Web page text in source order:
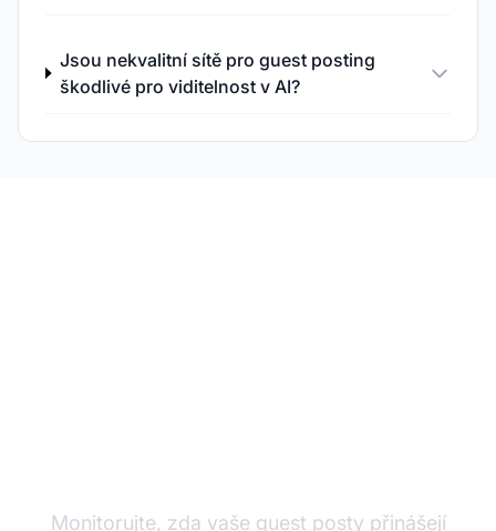
Jsou nekvalitní sítě pro guest posting
škodlivé pro viditelnost v AI?
Monitorujte, zda vaše guest posty přinášejí